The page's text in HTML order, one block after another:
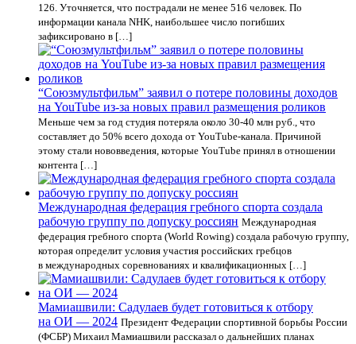
126. Уточняется, что пострадали не менее 516 человек. По
информации канала NHK, наибольшее число погибших
зафиксировано в […]
“Союзмультфильм” заявил о потере половины доходов
на YouTube из-за новых правил размещения роликов
Меньше чем за год студия потеряла около 30-40 млн руб., что
составляет до 50% всего дохода от YouTube-канала. Причиной
этому стали нововведения, которые YouTube принял в отношении
контента […]
Международная федерация гребного спорта создала
рабочую группу по допуску россиян Международная
федерация гребного спорта (World Rowing) создала рабочую группу,
которая определит условия участия российских гребцов
в международных соревнованиях и квалификационных […]
Мамиашвили: Садулаев будет готовиться к отбору
на ОИ — 2024 Президент Федерации спортивной борьбы России
(ФСБР) Михаил Мамиашвили рассказал о дальнейших планах